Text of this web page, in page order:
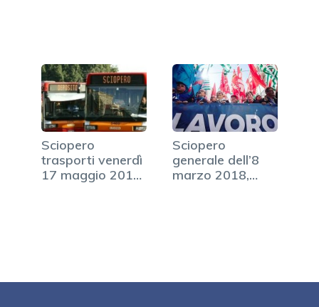
Sciopero
trasporti venerdì
17 maggio 2019,
Sciopero
generale dell’8
marzo 2018,